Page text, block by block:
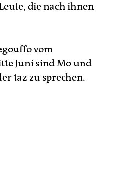
die nach ihnen
vom
Juni sind Mo und
taz zu sprechen.